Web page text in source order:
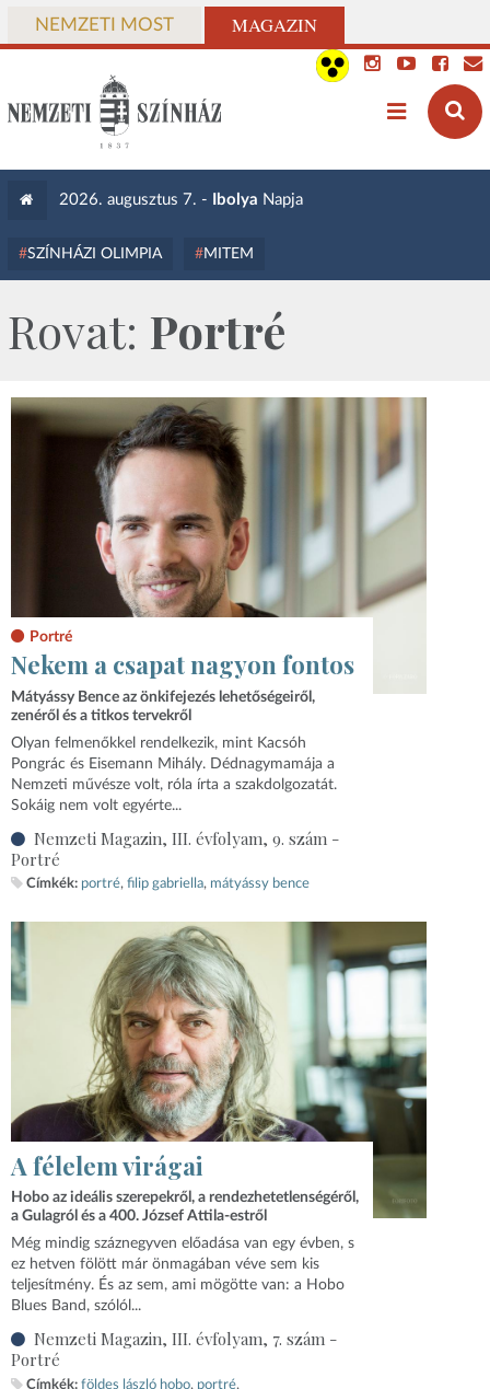
NEMZETI MOST MAGAZIN
2026. augusztus 7. - Ibolya Napja
SZÍNHÁZI OLIMPIA MITEM
Rovat: Portré
Portré
Nekem a csapat nagyon fontos
Mátyássy Bence az önkifejezés lehetőségeiről,
zenéről és a titkos tervekről
Olyan felmenőkkel rendelkezik, mint Kacsóh
Pongrác és Eisemann Mihály. Dédnagymamája a
Nemzeti művésze volt, róla írta a szakdolgozatát.
Sokáig nem volt egyérte...
Nemzeti Magazin, III. évfolyam, 9. szám -
Portré
Címkék: portré filip gabriella mátyássy bence
A félelem virágai
Hobo az ideális szerepekről, a rendezhetetlenségéről,
a Gulagról és a 400. József Attila-estről
Még mindig száznegyven előadása van egy évben, s
ez hetven fölött már önmagában véve sem kis
teljesítmény. És az sem, ami mögötte van: a Hobo
Blues Band, szólól...
Nemzeti Magazin, III. évfolyam, 7. szám -
Portré
Címkék: földes lászló hobo portré